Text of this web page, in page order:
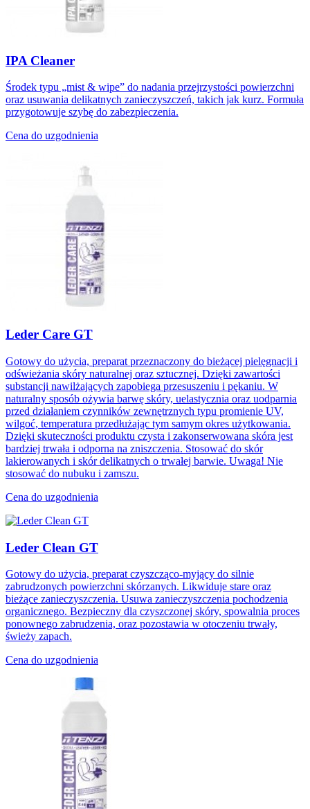
IPA Cleaner
Środek typu „mist & wipe” do nadania przejrzystości powierzchni
oraz usuwania delikatnych zanieczyszczeń, takich jak kurz. Formuła
przygotowuje szybę do zabezpieczenia.
Cena do uzgodnienia
Leder Care GT
Gotowy do użycia, preparat przeznaczony do bieżącej pielęgnacji i
odświeżania skóry naturalnej oraz sztucznej. Dzięki zawartości
substancji nawilżających zapobiega przesuszeniu i pękaniu. W
naturalny sposób ożywia barwę skóry, uelastycznia oraz uodparnia
przed działaniem czynników zewnętrznych typu promienie UV,
wilgoć, temperatura przedłużając tym samym okres użytkowania.
Dzięki skuteczności produktu czysta i zakonserwowana skóra jest
bardziej trwała i odporna na zniszczenia. Stosować do skór
lakierowanych i skór delikatnych o trwałej barwie. Uwaga! Nie
stosować do nubuku i zamszu.
Cena do uzgodnienia
Leder Clean GT
Gotowy do użycia, preparat czyszcząco-myjący do silnie
zabrudzonych powierzchni skórzanych. Likwiduje stare oraz
bieżące zanieczyszczenia. Usuwa zanieczyszczenia pochodzenia
organicznego. Bezpieczny dla czyszczonej skóry, spowalnia proces
ponownego zabrudzenia, oraz pozostawia w otoczeniu trwały,
świeży zapach.
Cena do uzgodnienia